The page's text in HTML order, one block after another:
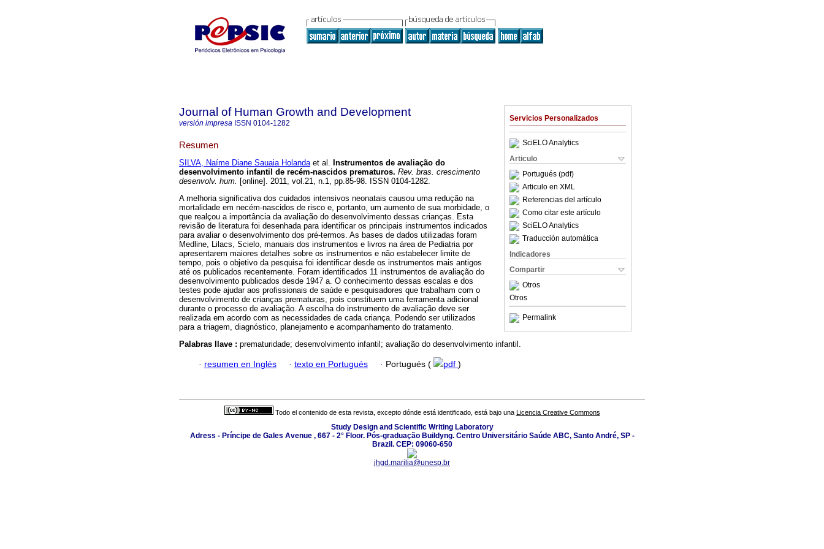
Servicios Personalizados
SciELO Analytics
Articulo
Portugués (pdf)
Articulo en XML
Referencias del artículo
Como citar este artículo
SciELO Analytics
Traducción automática
Indicadores
Compartir
Otros
Otros
Permalink
Journal of Human Growth and Development
versión impresa ISSN 0104-1282
Resumen
SILVA, Naíme Diane Sauaia Holandaet al. Instrumentos de avaliação do
desenvolvimento infantil de recém-nascidos prematuros. Rev. bras. crescimento
desenvolv. hum. [online]. 2011, vol.21, n.1, pp.85-98. ISSN 0104-1282.
A melhoria significativa dos cuidados intensivos neonatais causou uma redução na
mortalidade em necém-nascidos de risco e, portanto, um aumento de sua morbidade, o
que realçou a importância da avaliação do desenvolvimento dessas crianças. Esta
revisão de literatura foi desenhada para identificar os principais instrumentos indicados
para avaliar o desenvolvimento dos pré-termos. As bases de dados utilizadas foram
Medline, Lilacs, Scielo, manuais dos instrumentos e livros na área de Pediatria por
apresentarem maiores detalhes sobre os instrumentos e não estabelecer limite de
tempo, pois o objetivo da pesquisa foi identificar desde os instrumentos mais antigos
até os publicados recentemente. Foram identificados 11 instrumentos de avaliação do
desenvolvimento publicados desde 1947 a. O conhecimento dessas escalas e dos
testes pode ajudar aos profissionais de saúde e pesquisadores que trabalham com o
desenvolvimento de crianças prematuras, pois constituem uma ferramenta adicional
durante o processo de avaliação. A escolha do instrumento de avaliação deve ser
realizada em acordo com as necessidades de cada criança. Podendo ser utilizados
para a triagem, diagnóstico, planejamento e acompanhamento do tratamento.
Palabras llave : prematuridade; desenvolvimento infantil; avaliação do desenvolvimento infantil.
· resumen en Inglés · texto en Portugués · Portugués ( pdf )
Todo el contenido de esta revista, excepto dónde está identificado, está bajo una Licencia Creative Commons
Study Design and Scientific Writing Laboratory
Adress - Príncipe de Gales Avenue , 667 - 2° Floor. Pós-graduação Buildyng. Centro Universitário Saúde ABC, Santo André, SP -
Brazil. CEP: 09060-650
jhgd.marilia@unesp.br